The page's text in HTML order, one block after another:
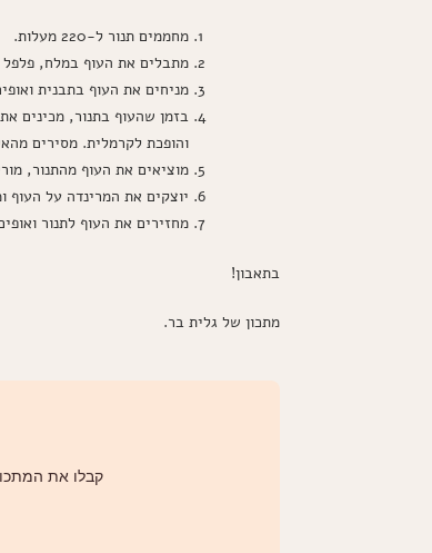
מחממים תנור ל-220 מעלות.
מתבלים את העוף במלח,
מניחים את העוף בתבנית ואופים
בזמן שהעוף בתנור, מכינים
והופכת לקרמלית. מסירים
מוציאים את העוף מהתנור,
יוצקים את המרינדה על העוף
מחזירים את העוף לתנור ואופים במשך 8-10 דקות נוספות, עד שהעוף
בתאבון!
מתכון של גלית בר.
קבלו את